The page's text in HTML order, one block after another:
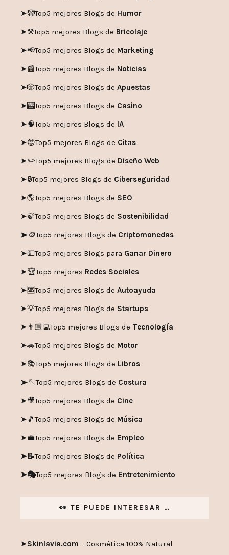
➤🤡Top5 mejores Blogs de Humor
➤⚒️Top5 mejores Blogs de Bricolaje
➤📢Top5 mejores Blogs de Marketing
➤📰Top5 mejores Blogs de Noticias
➤🎲Top5 mejores Blogs de Apuestas
➤🎰Top5 mejores Blogs de Casino
➤🧠Top5 mejores Blogs de IA
➤😍Top5 mejores Blogs de Citas
➤✏️Top5 mejores Blogs de Diseño Web
➤🔒Top5 mejores Blogs de Ciberseguridad
➤🌎Top5 mejores Blogs de SEO
➤🍃Top5 mejores Blogs de Sostenibilidad
➤🪙Top5 mejores Blogs de Criptomonedas
➤💵Top5 mejores Blogs para Ganar Dinero
➤🏆Top5 mejores Redes Sociales
➤🆘Top5 mejores Blogs de Autoayuda
➤💡Top5 mejores Blogs de Startups
➤👨🏼‍💻Top5 mejores Blogs de Tecnología
➤🚗Top5 mejores Blogs de Motor
➤📚Top5 mejores Blogs de Libros
➤🪡Top5 mejores Blogs de Costura
➤🎥Top5 mejores Blogs de Cine
➤🎵Top5 mejores Blogs de Música
➤💼Top5 mejores Blogs de Empleo
➤📝Top5 mejores Blogs de Política
➤🎭Top5 mejores Blogs de Entretenimiento
👀 TE PUEDE INTERESAR …
➤Skinlavia.com – Cosmética 100% Natural